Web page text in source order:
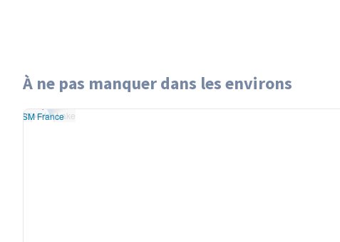
À ne pas manquer dans les environs
| données ©
OSM France
Wonder Lake